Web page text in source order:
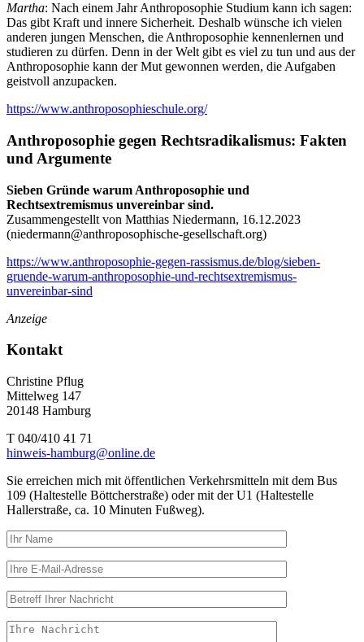
Martha: Nach einem Jahr Anthroposophie Studium kann ich sagen:
Das gibt Kraft und innere Sicherheit. Deshalb wünsche ich vielen
anderen jungen Menschen, die Anthroposophie kennenlernen und
studieren zu dürfen. Denn in der Welt gibt es viel zu tun und aus der
Anthroposophie kann der Mut gewonnen werden, die Aufgaben
geistvoll anzupacken.
https://www.anthroposophieschule.org/
Anthroposophie gegen Rechtsradikalismus: Fakten
und Argumente
Sieben Gründe warum Anthroposophie und
Rechtsextremismus unvereinbar sind.
Zusammengestellt von Matthias Niedermann, 16.12.2023
(niedermann@anthroposophische-gesellschaft.org)
https://www.anthroposophie-gegen-rassismus.de/blog/sieben-
gruende-warum-anthroposophie-und-rechtsextremismus-
unvereinbar-sind
Anzeige
Kontakt
Christine Pflug
Mittelweg 147
20148 Hamburg
T 040/410 41 71
hinweis-hamburg@online.de
Sie erreichen mich mit öffentlichen Verkehrsmitteln mit dem Bus
109 (Haltestelle Böttcherstraße) oder mit der U1 (Haltestelle
Hallerstraße, ca. 10 Minuten Fußweg).